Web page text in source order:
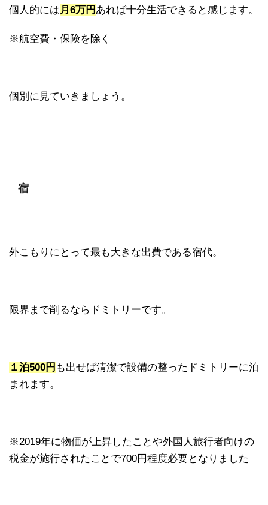
個人的には 月6万円 あれば十分生活できると感じます。
※航空費・保険を除く
個別に見ていきましょう。
宿
外こもりにとって最も大きな出費である宿代。
限界まで削るならドミトリーです。
１泊500円も出せば清潔で設備の整ったドミトリーに泊
まれます。
※2019年に物価が上昇したことや外国人旅行者向けの
税金が施行されたことで700円程度必要となりました